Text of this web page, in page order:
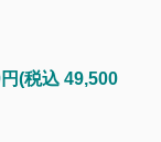
(税込 49,500